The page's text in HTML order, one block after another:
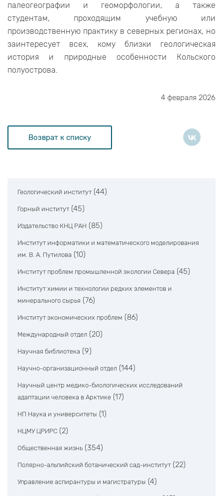
палеогеографии и геоморфологии, а также
студентам, проходящим учебную или
производственную практику в северных регионах, но
заинтересует всех, кому близки геологическая
история и природные особенности Кольского
полуострова.
4 февраля 2026
Возврат к списку
Геологический институт (44)
Горный институт (45)
Издательство КНЦ РАН (85)
Институт информатики и математического моделирования
им. В. А. Путилова (10)
Институт проблем промышленной экологии Севера (45)
Институт химии и технологии редких элементов и
минерального сырья (76)
Институт экономических проблем (86)
Международный отдел (20)
Научная библиотека (9)
Научно-организационный отдел (144)
Научный центр медико-биологических исследований
адаптации человека в Арктике (17)
НП Наука и университеты (1)
НЦМУ ЦРИРС (2)
Общественная жизнь (354)
Полярно-альпийский ботанический сад-институт (22)
Управление аспирантуры и магистратуры (4)